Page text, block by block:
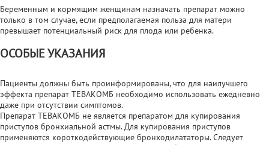
Беременным и кормящим женщинам назначать препарат можно
только в том случае, если предполагаемая польза для матери
превышает потенциальный риск для плода или ребенка.
ОСОБЫЕ УКАЗАНИЯ
Пациенты должны быть проинформированы, что для наилучшего
эффекта препарат ТЕВАКОМБ необходимо использовать ежедневно
даже при отсутствии симптомов.
Препарат ТЕВАКОМБ не является препаратом для купирования
приступов бронхиальной астмы. Для купирования приступов
применяются короткодействующие бронходилататоры. Следует